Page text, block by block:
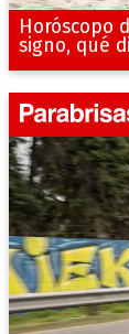
Horóscopo
signo, qué